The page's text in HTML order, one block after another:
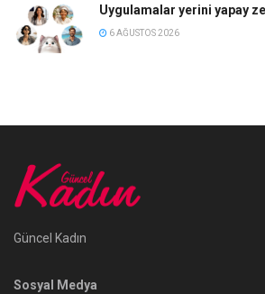
Uygulamalar yerini yapay
6 AĞUSTOS 2026
Güncel Kadın
Sosyal Medya